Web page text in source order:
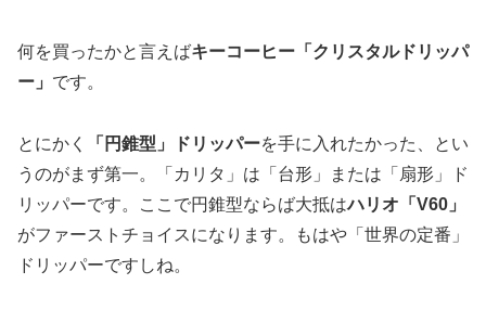
何を買ったかと言えばキーコーヒー「クリスタルドリッパ
ー」 です。
とにかく 「円錐型」ドリッパーを手に入れたかった、とい
うのがまず第一。「カリタ」は「台形」または「扇形」ド
リッパーです。ここで円錐型ならば大抵はハリオ「V60」
がファーストチョイスになります。もはや「世界の定番」
ドリッパーですしね。